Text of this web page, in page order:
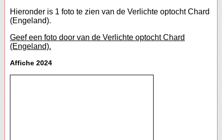
Hieronder is 1 foto te zien van de Verlichte optocht Chard
(Engeland).
Geef een foto door van de Verlichte optocht Chard
(Engeland).
Affiche 2024